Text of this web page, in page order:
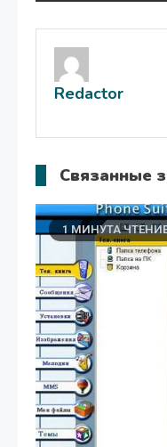
по
записям
Redactor
Связанные
1 МИНУТА